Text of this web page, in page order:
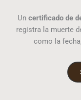
Un certificado de
registra la muerte
como la